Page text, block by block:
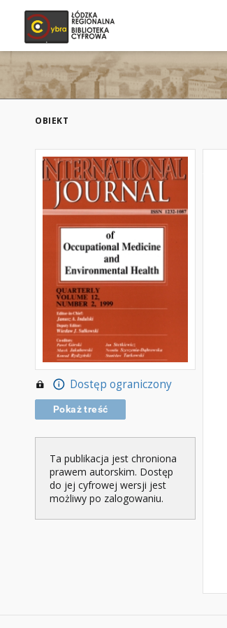
OBIEKT
Dostęp ograniczony
Pokaż treść
Ta publikacja jest chroniona
prawem autorskim. Dostęp
do jej cyfrowej wersji jest
możliwy po zalogowaniu.